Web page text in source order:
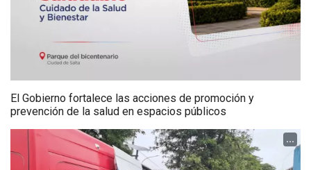
El Gobierno fortalece las acciones de promoción y
prevención de la salud en espacios públicos
...